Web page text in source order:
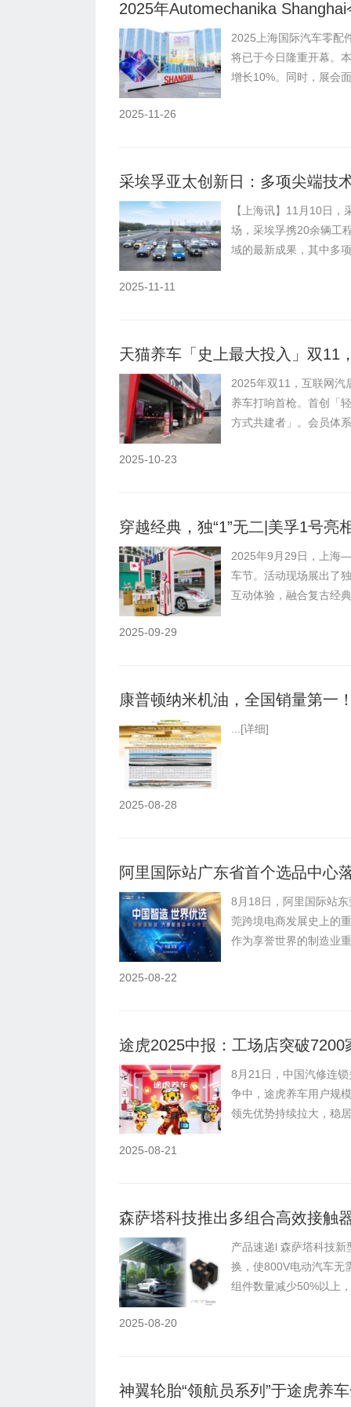
2025年Automechanika
2025上海国际汽车零配
将已于今日隆重开幕。
增长10%。同时，展会
2025-11-26
采埃孚亚太创新日：多项尖端技
【上海讯】11月10日
场，采埃孚携20余辆工
域的最新成果，其中多
2025-11-11
天猫养车「史上最大投入」双11
域流量加码
2025年双11，互联网汽
养车打响首枪。首创「
方式共建者」。会员体
2025-10-23
穿越经典，独“1”无二|美孚1号
2025年9月29日，上海
车节。活动现场展出了
互动体验，融合复古经
2025-09-29
康普顿纳米机油，全国销量第一
[详细]
2025-08-28
阿里国际站广东省首个选品中心
8月18日，阿里国际站
莞跨境电商发展史上的
作为享誉世界的制造业
2025-08-22
途虎2025中报：工场店突破
8月21日，中国汽修连
争中，途虎养车用户规
领先优势持续拉大，稳
2025-08-21
森萨塔科技推出多组合高效接触
产品速递l 森萨塔科技
换，使800V电动汽车无
组件数量减少50%以上
2025-08-20
神翼轮胎“领航员系列”于途虎养